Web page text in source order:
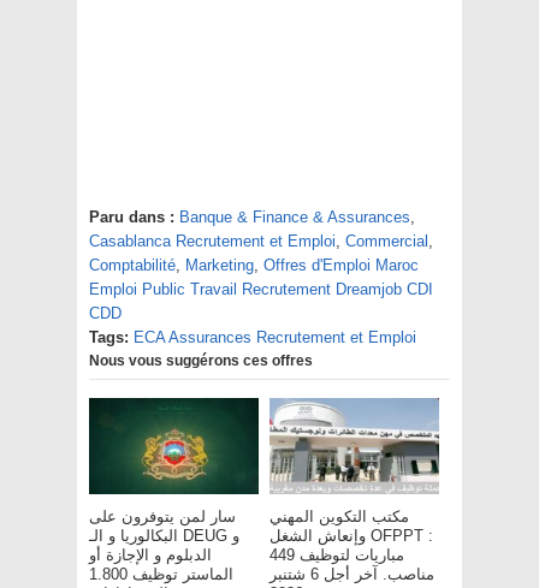
Paru dans : Banque & Finance & Assurances,
Casablanca Recrutement et Emploi, Commercial ,
Comptabilité, Marketing, Offres d'Emploi Maroc
Emploi Public Travail Recrutement Dreamjob CDI
CDD
Tags: ECA Assurances Recrutement et Emploi
Nous vous suggérons ces offres
سار لمن يتوفرون على
البكالوريا و الـ DEUG و
الدبلوم و الإجازة أو
الماستر توظيف 1.800
مكتب التكوين المهني
وإنعاش الشغل OFPPT :
مباريات لتوظيف 449
مناصب. آخر أجل 6 شتنبر